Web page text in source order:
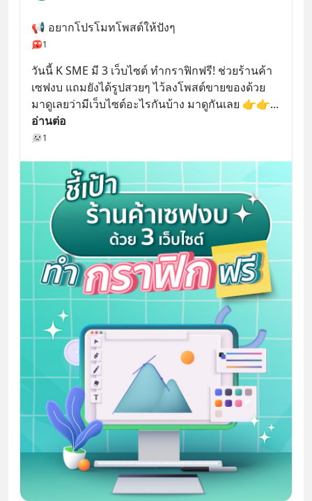
📢 อยากโปรโมทโพสต์ให้ปังๆ
1
วันนี้ K SME มี 3 เว็บไซต์ ทำกราฟิกฟรี! ช่วยร้านค้า
เซฟงบ แถมยังได้รูปสวยๆ ไว้ลงโพสต์ขายของด้วย
มาดูเลยว่ามีเว็บไซต์อะไรกันบ้าง มาดูกันเลย 👉👉
อ่านต่อ
1